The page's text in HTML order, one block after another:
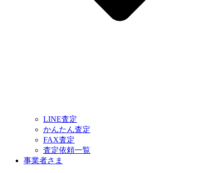
LINE査定
かんたん査定
FAX査定
査定依頼一覧
事業者さま